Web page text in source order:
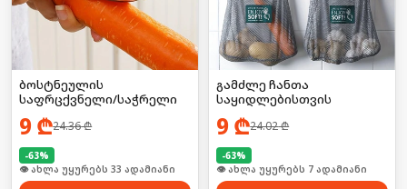
ბოსტნეულის
საფრცქვნელი/საჭრელი
9 ₾24.36₾
-63%
🛒 ბოლო 24სთ-ში იყიდა 50-მა
გამძლე ჩანთა
საყიდლებისთვის
9 ₾24.02₾
-63%
🛒 ბოლო 24სთ-ში იყიდა 14-მა